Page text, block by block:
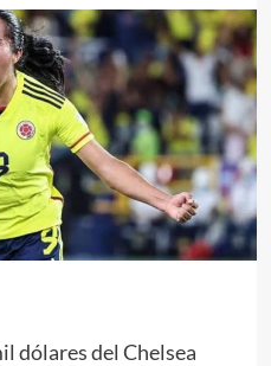
dólares del Chelsea